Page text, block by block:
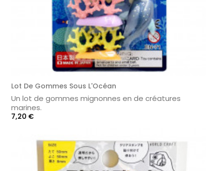
Lot De Gommes Sous L'Océan
Un lot de gommes mignonnes en de créatures
marines.
Prix
7,20 €